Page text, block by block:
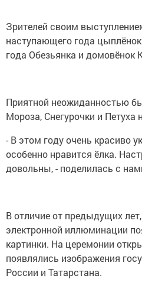
Зрителей своим
наступающего года
года Обезьянка и домовёнок
Приятной неожиданностью
Мороза, Снегурочки и Петуха
- В этом году очень красиво
особенно нравится ёлка.
довольны, - поделилась с
В отличие от предыдущих
электронной иллюминации
картинки. На церемонии
появлялись изображения
России и Татарстана.